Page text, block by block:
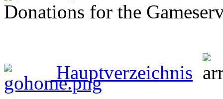
Donations for the
Hauptverzeichnis